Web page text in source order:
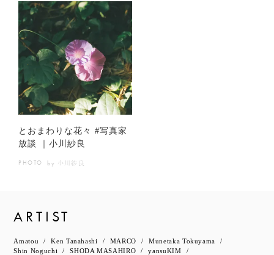
とおまわりな花々 #写真家
放談 ｜小川紗良
PHOTO by 小川紗良
ARTIST
Amatou Ken Tanahashi MARCO
Munetaka Tokuyama
Shin Noguchi
SHODA MASAHIRO
yansuKIM